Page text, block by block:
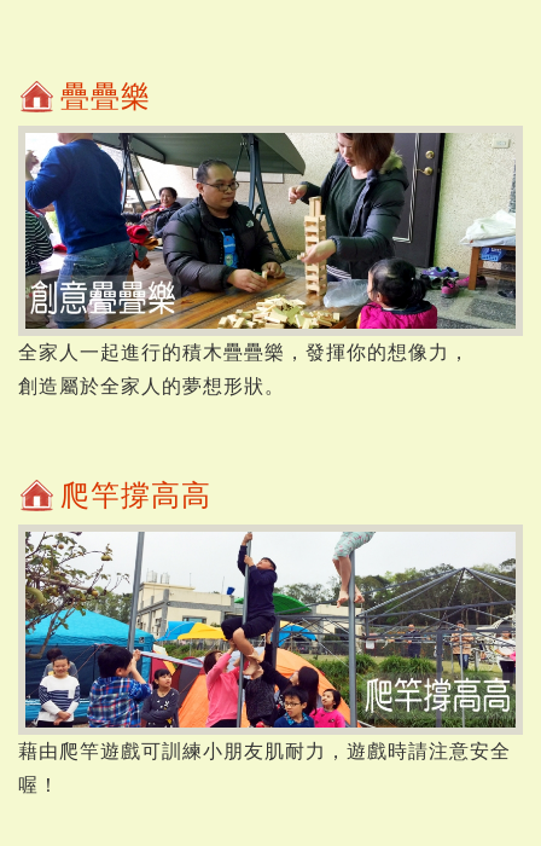
疊疊樂
全家人一起進行的積木疊疊樂，發揮你的想像力，
創造屬於全家人的夢想形狀。
爬竿撐高高
藉由爬竿遊戲可訓練小朋友肌耐力，遊戲時請注意安全
喔！